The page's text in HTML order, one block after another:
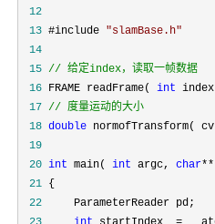
12
13 #include "slamBase.h"
14
15 // 给定index，读取一帧数据
16 FRAME readFrame( int
17 // 度量运动的大小
18 double
19
20 int main( int argc, char**
21
22